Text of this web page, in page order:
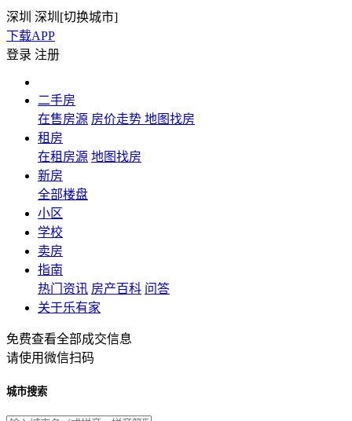
深圳 深圳[切换城市]
下载APP
登录 注册
二手房
在售房源 房价走势 地图找房
租房
在租房源 地图找房
新房
全部楼盘
小区
学校
卖房
指南
热门资讯 房产百科 问答
关于乐有家
免费查看全部成交信息
请使用微信扫码
城市搜索